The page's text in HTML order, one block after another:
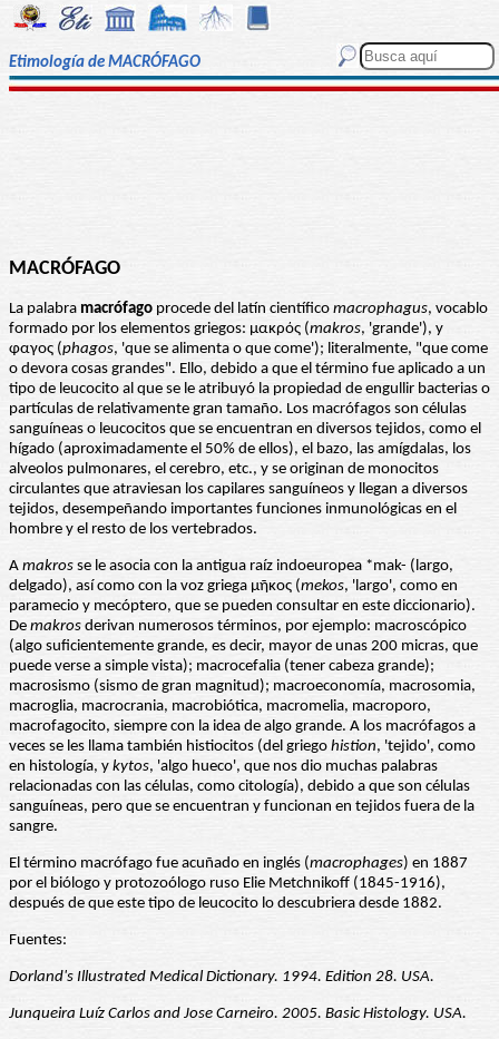
Etimología de MACRÓFAGO
MACRÓFAGO
La palabra macrófago procede del latín científico macrophagus, vocablo
formado por los elementos griegos: μακρός (makros, 'grande'), y
φαγος (phagos, 'que se alimenta o que come'); literalmente, "que come
o devora cosas grandes". Ello, debido a que el término fue aplicado a un
tipo de leucocito al que se le atribuyó la propiedad de engullir bacterias o
partículas de relativamente gran tamaño. Los macrófagos son células
sanguíneas o leucocitos que se encuentran en diversos tejidos, como el
hígado (aproximadamente el 50% de ellos), el bazo, las amígdalas, los
alveolos pulmonares, el cerebro, etc., y se originan de monocitos
circulantes que atraviesan los capilares sanguíneos y llegan a diversos
tejidos, desempeñando importantes funciones inmunológicas en el
hombre y el resto de los vertebrados.
A makros se le asocia con la antigua raíz indoeuropea *mak- (largo,
delgado), así como con la voz griega μῆκος (mekos, 'largo', como en
paramecio y mecóptero, que se pueden consultar en este diccionario).
De makros derivan numerosos términos, por ejemplo: macroscópico
(algo suficientemente grande, es decir, mayor de unas 200 micras, que
puede verse a simple vista); macrocefalia (tener cabeza grande);
macrosismo (sismo de gran magnitud); macroeconomía, macrosomia,
macroglia, macrocrania, macrobiótica, macromelia, macroporo,
macrofagocito, siempre con la idea de algo grande. A los macrófagos a
veces se les llama también histiocitos (del griego histion, 'tejido', como
en histología, y kytos, 'algo hueco', que nos dio muchas palabras
relacionadas con las células, como citología), debido a que son células
sanguíneas, pero que se encuentran y funcionan en tejidos fuera de la
sangre.
El término macrófago fue acuñado en inglés (macrophages) en 1887
por el biólogo y protozoólogo ruso Elie Metchnikoff (1845-1916),
después de que este tipo de leucocito lo descubriera desde 1882.
Fuentes:
Dorland's Illustrated Medical Dictionary. 1994. Edition 28. USA.
Junqueira Luíz Carlos and Jose Carneiro. 2005. Basic Histology. USA.